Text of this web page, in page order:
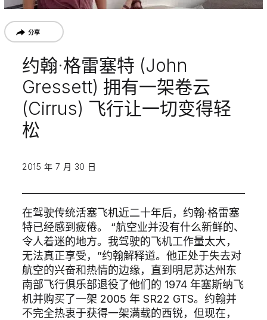
分享
约翰·格雷塞特 (John
Gressett) 拥有一架卷云
(Cirrus) 飞行让一切变得轻
松
2015 年 7 月 30 日
在驾驶传统活塞飞机近二十年后，约翰·格雷塞
特已经感到疲倦。 “航空业并没有什么新鲜的、
令人着迷的地方。我驾驶的飞机工作量太大，
无法真正享受，”约翰解释道。他正处于失去对
航空的兴奋和热情的边缘，直到明尼苏达州东
南部飞行俱乐部退役了他们的 1974 年塞斯纳飞
机并购买了一架 2005 年 SR22 GTS。约翰并
不完全热衷于获得一架满载的西锐，但现在，